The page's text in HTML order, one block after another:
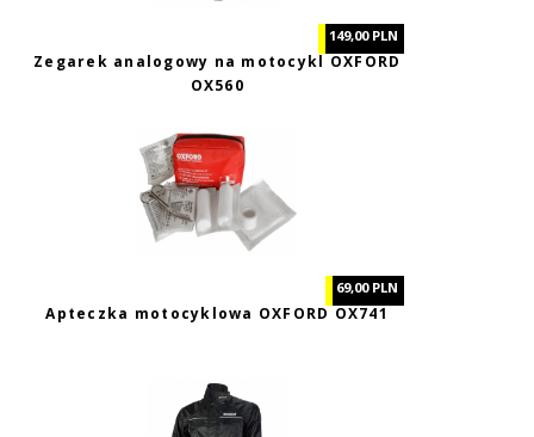
149,00 PLN
Zegarek analogowy na motocykl OXFORD
OX560
69,00 PLN
Apteczka motocyklowa OXFORD OX741